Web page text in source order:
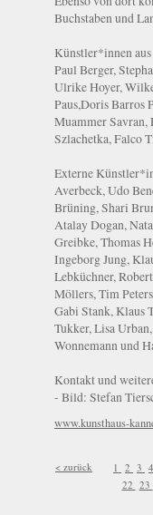
Buchstaben und
Künstler*innen
Paul Berger,
Ulrike Hoyer,
Paus,Doris Barros
Muammer Savran,
Szlachetka, Falco
Externe
Averbeck, Udo
Brüning, Shari
Atalay Dogan,
Greibke, Thomas
Ingeborg Jung,
Lebküchner,
Möllers, Tim
Gabi Stank, Klaus
Tukker, Lisa
Wonnemann und
Kontakt und
- Bild: Stefan
www.kunsthaus-
< zurück 1 2 3
22 23